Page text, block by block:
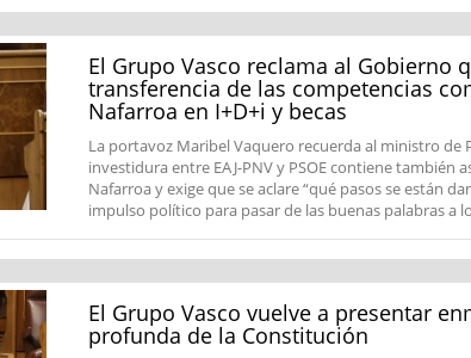
El Grupo Vasco reclama al Gobierno
transferencia de las competencias
Nafarroa en I+D+i y becas
La portavoz Maribel Vaquero recuerda al ministro de
investidura entre EAJ-PNV y PSOE contiene también
Nafarroa y exige que se aclare “qué pasos se están
impulso político para pasar de las buenas palabras a
El Grupo Vasco vuelve a presentar
profunda de la Constitución